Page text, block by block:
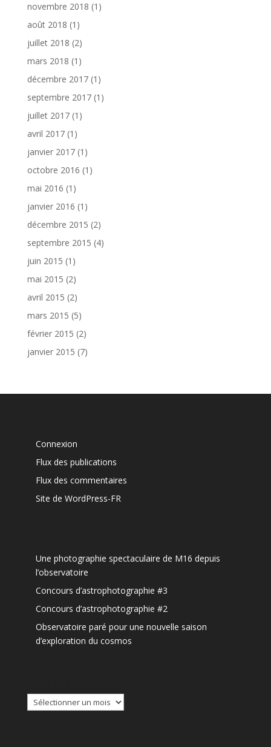
novembre 2018 (1)
août 2018 (1)
juillet 2018 (2)
mars 2018 (1)
décembre 2017(1)
septembre 2017(1)
juillet 2017(1)
avril 2017(1)
janvier 2017(1)
octobre 2016 (1)
mai 2016 (1)
janvier 2016 (1)
décembre 2015 (2)
septembre 2015 (4)
juin 2015 (1)
mai 2015 (2)
avril 2015 (2)
mars 2015 (5)
février 2015 (2)
janvier 2015 (7)
Connexion
Flux des publications
Flux des commentaires
Site de WordPress-FR
Une photographie spectaculaire de M16 depuis
l’observatoire
Concours d’astrophotographie #3
Concours d’astrophotographie #2
Observatoire paré pour une nouvelle saison
d’exploration du cosmos
Archives